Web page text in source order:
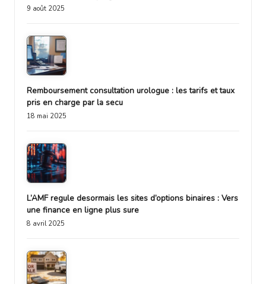
9 août 2025
Remboursement consultation urologue : les tarifs et taux
pris en charge par la secu
18 mai 2025
L’AMF regule desormais les sites d’options binaires : Vers
une finance en ligne plus sure
8 avril 2025